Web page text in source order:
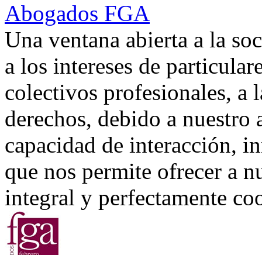
Abogados FGA
Una ventana abierta a la
a los intereses de
colectivos profesionales, a
derechos, debido a
capacidad de interacción,
que nos permite ofrecer a
integral y perfectamente